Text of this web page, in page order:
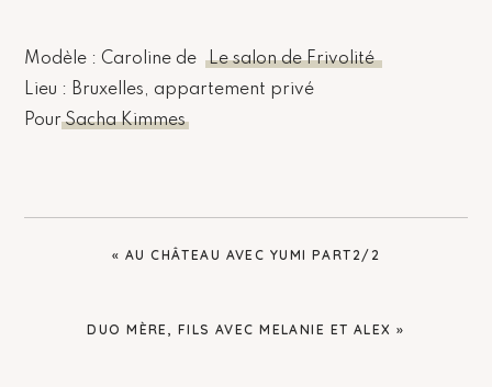
Modèle : Caroline deLe salon de Frivolité
Lieu : Bruxelles, appartement privé
PourSacha Kimmes
PREVIOUS
« AU CHÂTEAU AVEC YUMI PART2/2
NEXT
DUO MÈRE, FILS AVEC MELANIE ET ALEX »